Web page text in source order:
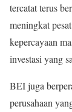
tercatat terus
meningkat
kepercayaan
investasi yang
BEI juga
perusahaan